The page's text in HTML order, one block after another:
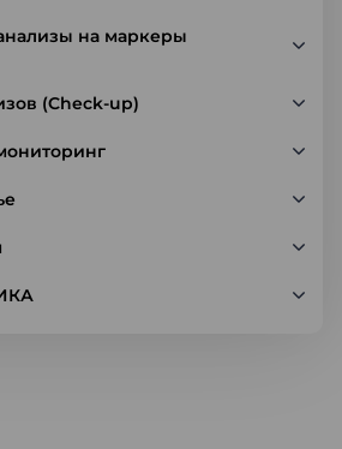
на маркеры
(Check-up)